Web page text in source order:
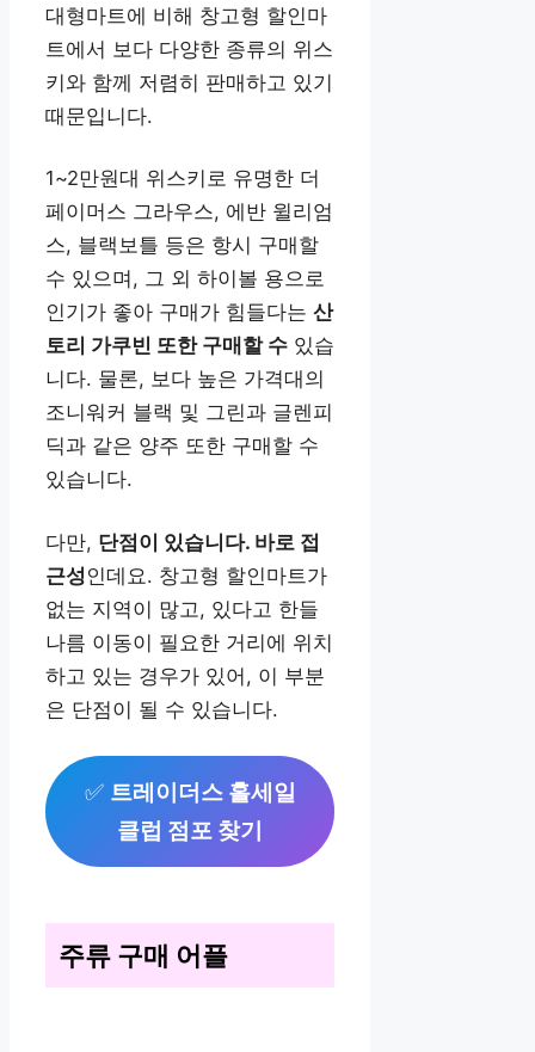
대형마트에 비해 창고형 할인마
트에서 보다 다양한 종류의 위스
키와 함께 저렴히 판매하고 있기
때문입니다.
1~2만원대 위스키로 유명한 더
페이머스 그라우스, 에반 윌리엄
스, 블랙보틀 등은 항시 구매할
수 있으며, 그 외 하이볼 용으로
인기가 좋아 구매가 힘들다는 산
토리 가쿠빈 또한 구매할 수 있습
니다. 물론, 보다 높은 가격대의
조니워커 블랙 및 그린과 글렌피
딕과 같은 양주 또한 구매할 수
있습니다.
다만, 단점이 있습니다. 바로 접
근성인데요. 창고형 할인마트가
없는 지역이 많고, 있다고 한들
나름 이동이 필요한 거리에 위치
하고 있는 경우가 있어, 이 부분
은 단점이 될 수 있습니다.
✅ 트레이더스 홀세일
클럽 점포 찾기
주류 구매 어플